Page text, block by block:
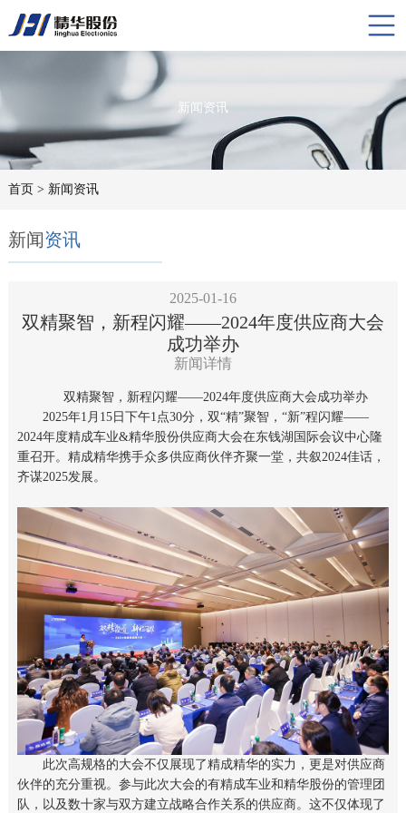
新闻资讯
首页 > 新闻资讯
新闻资讯
2025-01-16
双精聚智，新程闪耀——2024年度供应商大会
成功举办
新闻详情
双精聚智，新程闪耀——2024年度供应商大会成功举办
2025年1月15日下午1点30分，双“精”聚智，“新”程闪耀——
2024年度精成车业&精华股份供应商大会在东钱湖国际会议中心隆
重召开。精成精华携手众多供应商伙伴齐聚一堂，共叙2024佳话，
齐谋2025发展。
此次高规格的大会不仅展现了精成精华的实力，更是对供应商
伙伴的充分重视。参与此次大会的有精成车业和精华股份的管理团
队，以及数十家与双方建立战略合作关系的供应商。这不仅体现了